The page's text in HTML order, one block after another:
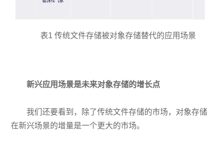
表1 传统文件存储被对象存储替代的应用场景
新兴应用场景是未来对象存储的增长点
我们还要看到，除了传统文件存储的市场，对象存储
在新兴场景的增量是一个更大的市场。